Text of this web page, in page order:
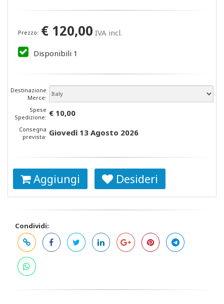
Prezzo: € 120,00 IVA incl.
Disponibili 1
Destinazione
Merce:
Spese
Spedizione: € 10,00
Consegna
prevista: Giovedì 13 Agosto 2026
Aggiungi Desideri
Condividi: